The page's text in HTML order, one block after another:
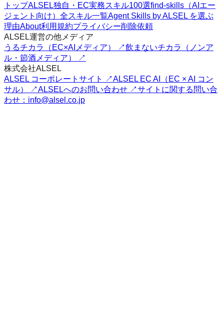
トップALSEL独自・EC実務スキル100選find-skills（AIエー
ジェント向け） 全スキル一覧Agent Skills by ALSEL を選ぶ
理由About利用規約プライバシー削除依頼
ALSEL運営の他メディア
うるチカラ（EC×AIメディア） ↗飲まないチカラ（ノンア
ル・節酒メディア） ↗
株式会社ALSEL
ALSEL コーポレートサイト ↗ALSEL EC AI（EC × AI コン
サル） ↗ALSELへのお問い合わせ ↗サイトに関する問い合
わせ：info@alsel.co.jp